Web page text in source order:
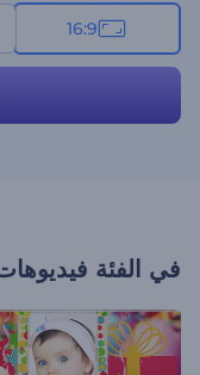
الفريدة للعطلات، وأضف
احتفالية أو تعليق صوتي. ابدأ
16:9
في الفئة